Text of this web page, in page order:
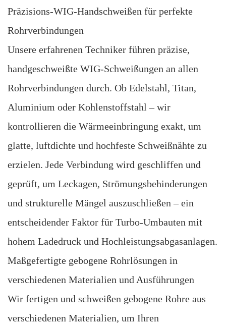
Präzisions-WIG-Handschweißen für perfekte
Rohrverbindungen
Unsere erfahrenen Techniker führen präzise, ​​
handgeschweißte WIG-Schweißungen an allen
Rohrverbindungen durch. Ob Edelstahl, Titan,
Aluminium oder Kohlenstoffstahl – wir
kontrollieren die Wärmeeinbringung exakt, um
glatte, luftdichte und hochfeste Schweißnähte zu
erzielen. Jede Verbindung wird geschliffen und
geprüft, um Leckagen, Strömungsbehinderungen
und strukturelle Mängel auszuschließen – ein
entscheidender Faktor für Turbo-Umbauten mit
hohem Ladedruck und Hochleistungsabgasanlagen.
Maßgefertigte gebogene Rohrlösungen in
verschiedenen Materialien und Ausführungen
Wir fertigen und schweißen gebogene Rohre aus
verschiedenen Materialien, um Ihren